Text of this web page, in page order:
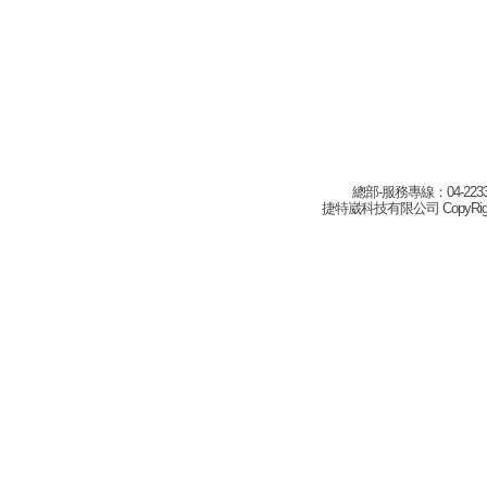
總部-服務專線：04-
捷特崴科技有限公司